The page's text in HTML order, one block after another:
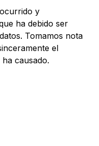
y
ha debido ser
Tomamos nota
el
causado.